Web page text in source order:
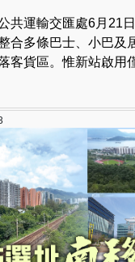
共運輸交匯處6月21
合多條巴士、小巴及
客貨區。惟新站啟用